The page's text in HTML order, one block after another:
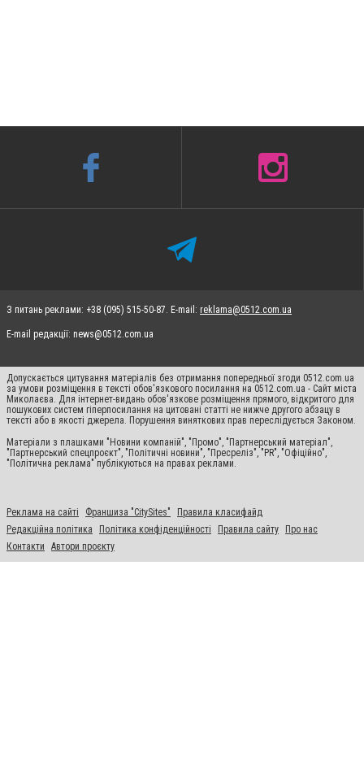
З питань реклами: +38 (095) 515-50-87. E-mail: reklama@0512.com.ua
E-mail редакції: news@0512.com.ua
Допускається цитування матеріалів без отримання попередньої згоди 0512.com.ua
за умови розміщення в тексті обов'язкового посилання на 0512.com.ua - Сайт міста
Миколаєва. Для інтернет-видань обов'язкове розміщення прямого, відкритого для
пошукових систем гіперпосилання на цитовані статті не нижче другого абзацу в
тексті або в якості джерела. Порушення виняткових прав переслідується Законом.
Матеріали з плашками "Новини компаній", "Промо", "Партнерський матеріал",
"Партнерський спецпроєкт", "Політичні новини", "Пресреліз", "PR", "Офіційно",
"Політична реклама" публікуються на правах реклами.
Реклама на сайті Франшиза "CitySites"
Правила класифайд
Редакційна політика
Політика конфіденційності Правила сайту
Про нас
Контакти
Автори проєкту